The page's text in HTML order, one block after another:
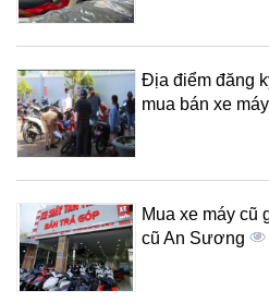
Địa điểm đăng
mua bán xe
Mua xe máy cũ
cũ An Sương